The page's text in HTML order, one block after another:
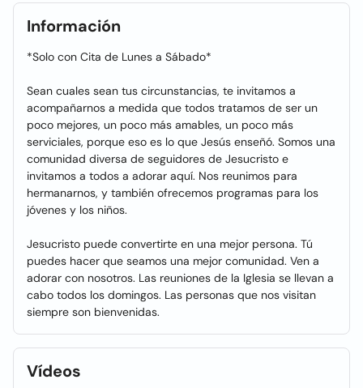
Información
*Solo con Cita de Lunes a Sábado*
Sean cuales sean tus circunstancias, te invitamos a
acompañarnos a medida que todos tratamos de ser un
poco mejores, un poco más amables, un poco más
serviciales, porque eso es lo que Jesús enseñó. Somos una
comunidad diversa de seguidores de Jesucristo e
invitamos a todos a adorar aquí. Nos reunimos para
hermanarnos, y también ofrecemos programas para los
jóvenes y los niños.
Jesucristo puede convertirte en una mejor persona. Tú
puedes hacer que seamos una mejor comunidad. Ven a
adorar con nosotros. Las reuniones de la Iglesia se llevan a
cabo todos los domingos. Las personas que nos visitan
siempre son bienvenidas.
Vídeos